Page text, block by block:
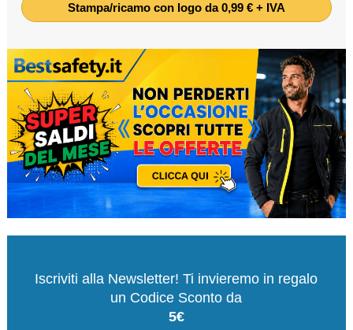
Stampa/ricamo con logo da 0,99 € + IVA
Iscriviti alla Newsletter! Ti invieremo in regalo
un Codice Sconto da
5€